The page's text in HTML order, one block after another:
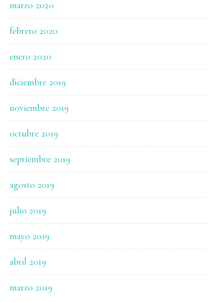
marzo 2020
febrero 2020
enero 2020
diciembre 2019
noviembre 2019
octubre 2019
septiembre 2019
agosto 2019
julio 2019
mayo 2019
abril 2019
marzo 2019